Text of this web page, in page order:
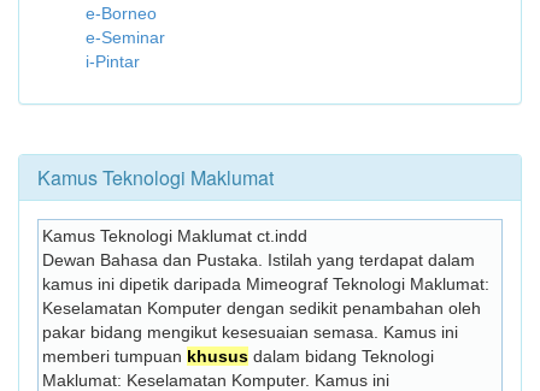
e-Borneo
e-Seminar
i-Pintar
Kamus Teknologi Maklumat
Kamus Teknologi Maklumat ct.indd
Dewan Bahasa dan Pustaka. Istilah yang terdapat dalam
kamus ini dipetik daripada Mimeograf Teknologi Maklumat:
Keselamatan Komputer dengan sedikit penambahan oleh
pakar bidang mengikut kesesuaian semasa. Kamus ini
memberi tumpuan khusus dalam bidang Teknologi
Maklumat: Keselamatan Komputer. Kamus ini